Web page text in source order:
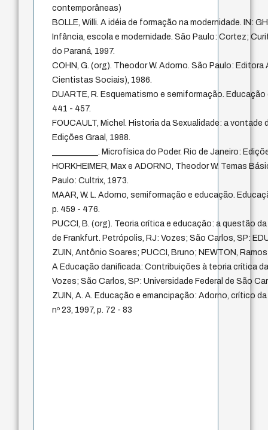
contemporâneas)
BOLLE, Willi. A idéia de formação na modernidade. IN:
Infância, escola e modernidade. São Paulo: Cortez;
do Paraná, 1997.
COHN, G. (org). Theodor W. Adorno. São Paulo:
Cientistas Sociais), 1986.
DUARTE, R. Esquematismo e semiformação. Educação
441 - 457.
FOUCAULT, Michel. Historia da Sexualidade: a vontade
Edições Graal, 1988.
___________. Microfísica do Poder. Rio de Janeiro:
HORKHEIMER, Max e ADORNO, Theodor W. Temas
Paulo: Cultrix, 1973.
MAAR, W. L. Adorno, semiformação e educação.
p. 459 - 476.
PUCCI, B. (org). Teoria crítica e educação: a questão
de Frankfurt. Petrópolis, RJ: Vozes; São Carlos, SP:
ZUIN, Antônio Soares; PUCCI, Bruno; NEWTON,
A Educação danificada: Contribuições à teoria crítica
Vozes; São Carlos, SP: Universidade Federal de São
ZUIN, A. A. Educação e emancipação: Adorno, crítico
nº 23, 1997, p. 72 - 83